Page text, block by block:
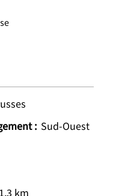
: Sud-Ouest